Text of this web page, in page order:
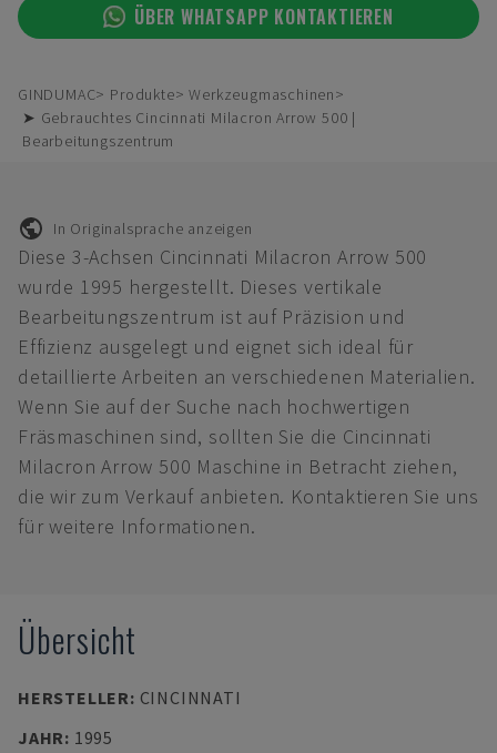
ÜBER WHATSAPP KONTAKTIEREN
GINDUMAC Produkte
Werkzeugmaschinen
➤ Gebrauchtes Cincinnati Milacron Arrow 500 |
Bearbeitungszentrum
In Originalsprache anzeigen
Diese 3-Achsen Cincinnati Milacron Arrow 500
wurde 1995 hergestellt. Dieses vertikale
Bearbeitungszentrum ist auf Präzision und
Effizienz ausgelegt und eignet sich ideal für
detaillierte Arbeiten an verschiedenen Materialien.
Wenn Sie auf der Suche nach hochwertigen
Fräsmaschinen sind, sollten Sie die Cincinnati
Milacron Arrow 500 Maschine in Betracht ziehen,
die wir zum Verkauf anbieten. Kontaktieren Sie uns
für weitere Informationen.
Übersicht
HERSTELLER: CINCINNATI
JAHR: 1995